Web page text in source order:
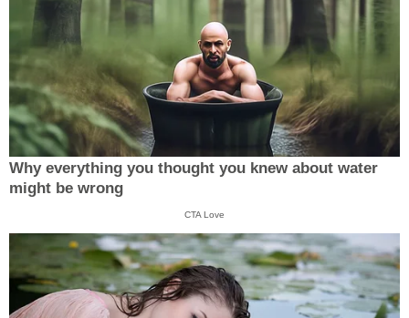
Why everything you thought you knew about water
might be wrong
CTA Love